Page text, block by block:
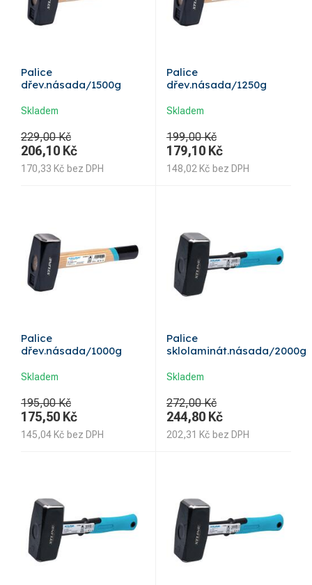
Palice
dřev.násada/1500g
Skladem
229,00 Kč
206,10 Kč
170,33 Kč bez DPH
Palice
dřev.násada/1250g
Skladem
199,00 Kč
179,10 Kč
148,02 Kč bez DPH
Palice
dřev.násada/1000g
Skladem
195,00 Kč
175,50 Kč
145,04 Kč bez DPH
Palice
sklolaminát.násada/2000g
Skladem
272,00 Kč
244,80 Kč
202,31 Kč bez DPH